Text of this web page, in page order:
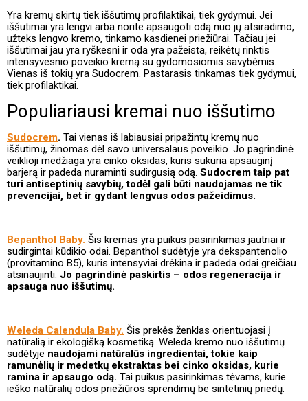
Yra kremų skirtų tiek iššutimų profilaktikai, tiek gydymui. Jei
iššutimai yra lengvi arba norite apsaugoti odą nuo jų atsiradimo,
užteks lengvo kremo, tinkamo kasdienei priežiūrai. Tačiau jei
iššutimai jau yra ryškesni ir oda yra pažeista, reikėtų rinktis
intensyvesnio poveikio kremą su gydomosiomis savybėmis.
Vienas iš tokių yra Sudocrem. Pastarasis tinkamas tiek gydymui,
tiek profilaktikai.
Populiariausi kremai nuo iššutimo
Sudocrem. Tai vienas iš labiausiai pripažintų kremų nuo
iššutimų, žinomas dėl savo universalaus poveikio. Jo pagrindinė
veiklioji medžiaga yra cinko oksidas, kuris sukuria apsauginį
barjerą ir padeda nuraminti sudirgusią odą. Sudocrem taip pat
turi antiseptinių savybių, todėl gali būti naudojamas ne tik
prevencijai, bet ir gydant lengvus odos pažeidimus.
Bepanthol Baby. Šis kremas yra puikus pasirinkimas jautriai ir
sudirgintai kūdikio odai. Bepanthol sudėtyje yra dekspantenolio
(provitamino B5), kuris intensyviai drėkina ir padeda odai greičiau
atsinaujinti. Jo pagrindinė paskirtis – odos regeneracija ir
apsauga nuo iššutimų.
Weleda Calendula Baby. Šis prekės ženklas orientuojasi į
natūralią ir ekologišką kosmetiką. Weleda kremo nuo iššutimų
sudėtyje naudojami natūralūs ingredientai, tokie kaip
ramunėlių ir medetkų ekstraktas bei cinko oksidas, kurie
ramina ir apsaugo odą. Tai puikus pasirinkimas tėvams, kurie
ieško natūralių odos priežiūros sprendimų be sintetinių priedų.